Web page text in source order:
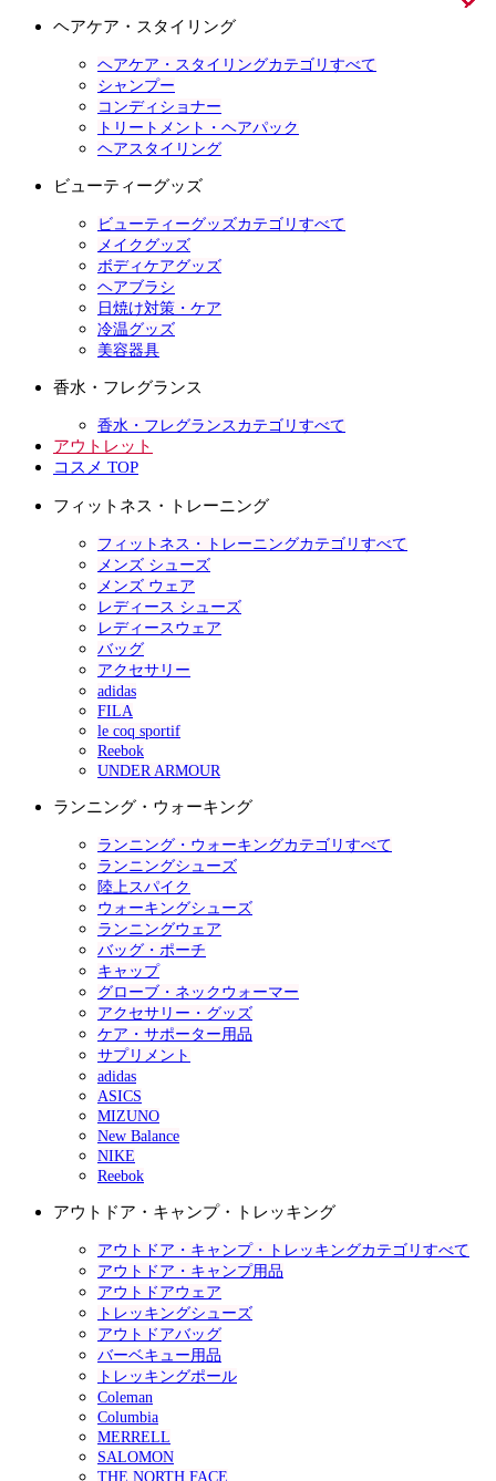
ヘアケア・スタイリング
ヘアケア・スタイリングカテゴリすべて
シャンプー
コンディショナー
トリートメント・ヘアパック
ヘアスタイリング
ビューティーグッズ
ビューティーグッズカテゴリすべて
メイクグッズ
ボディケアグッズ
ヘアブラシ
日焼け対策・ケア
冷温グッズ
美容器具
香水・フレグランス
香水・フレグランスカテゴリすべて
アウトレット
コスメ TOP
フィットネス・トレーニング
フィットネス・トレーニングカテゴリすべて
メンズ シューズ
メンズ ウェア
レディース シューズ
レディースウェア
バッグ
アクセサリー
adidas
FILA
le coq sportif
Reebok
UNDER ARMOUR
ランニング・ウォーキング
ランニング・ウォーキングカテゴリすべて
ランニングシューズ
陸上スパイク
ウォーキングシューズ
ランニングウェア
バッグ・ポーチ
キャップ
グローブ・ネックウォーマー
アクセサリー・グッズ
ケア・サポーター用品
サプリメント
adidas
ASICS
MIZUNO
New Balance
NIKE
Reebok
アウトドア・キャンプ・トレッキング
アウトドア・キャンプ・トレッキングカテゴリすべて
アウトドア・キャンプ用品
アウトドアウェア
トレッキングシューズ
アウトドアバッグ
バーベキュー用品
トレッキングポール
Coleman
Columbia
MERRELL
SALOMON
THE NORTH FACE